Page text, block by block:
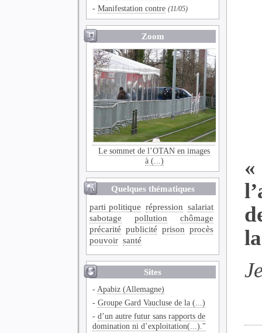
-Manifestation contre (11/05)
Zoom
Le sommet de l’OTAN en images
à (...)
Quelques thématiques
parti politique répression salariat
sabotage
pollution
chômage
précarité publicité prison procès
pouvoir santé
Sites
- Apabiz (Allemagne)
-Groupe Gard Vaucluse de la (...)
-d’un autre futur sans rapports de
domination ni d’exploitation(...)."